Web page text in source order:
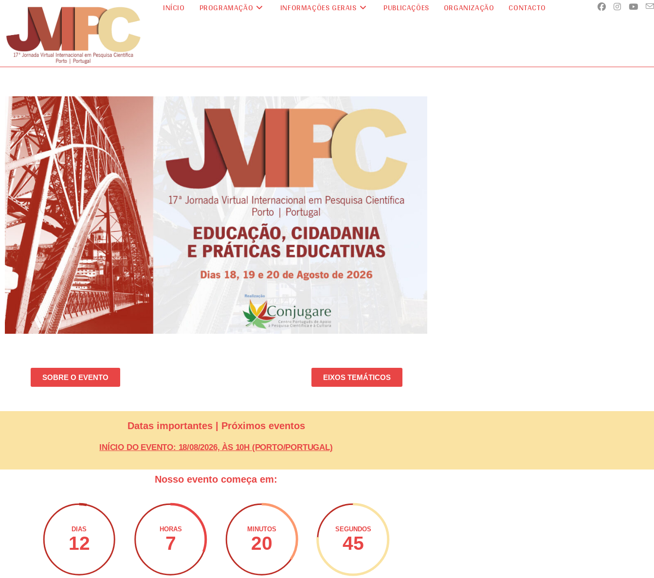
INÍCIO PROGRAMAÇÃO INFORMAÇÕES GERAIS PUBLICAÇÕES ORGANIZAÇÃO CONTACTO
SOBRE O EVENTO EIXOS TEMÁTICOS
Datas importantes | Próximos eventos
INÍCIO DO EVENTO: 18/08/2026, ÀS 10H (PORTO/PORTUGAL)
Nosso evento começa em:
DIAS
12
HORAS
7
MINUTOS
20
SEGUNDOS
44